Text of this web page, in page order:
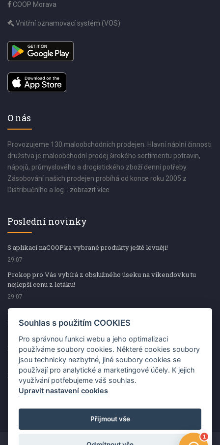
COOP Morava
Vnitřní oznamovací systém (VOS)
O nás
Provozujeme 130 maloobchodních prodejen. Hlavní náplní činnosti
družstva je maloobchodní prodej širokého sortimentu potravin,
nápojů, průmyslového a drogistického zboží denní potřeby.
Zásobování našich prodejen probíhá od konce roku 2005 z
Distribučního a log... zobrazit více
Poslední novinky
S aplikací naCOOPka vybrané produkty ještě levněji!
29.07
Prokop pro Vás vybírá z obslužného úseku na víkendovku tu
nejlepší cenu z letáku!
29.07
Prokop pro Vás vybírá z obslužného úseku na víkendovku tu
nejlepší cenu z letáku!
Kup špekáčky od Váhaly a vyhraj s naCOOPkou sekerku Fiskars
29.07
Prokop pro Vás vybírá na víkendovku ty nejlepší ceny z letáku!
29.07
Souhlas s použitím COOKIES
Pro správnou funkci webu a jeho optimalizaci
používáme soubory cookies. Některé cookies soubory
jsou technicky nezbytné, jiné soubory cookies se
používají pro analytické a marketingové účely. K jejich
využívání potřebujeme váš souhlas.
Upravit nastavení cookies
Přijmout vše